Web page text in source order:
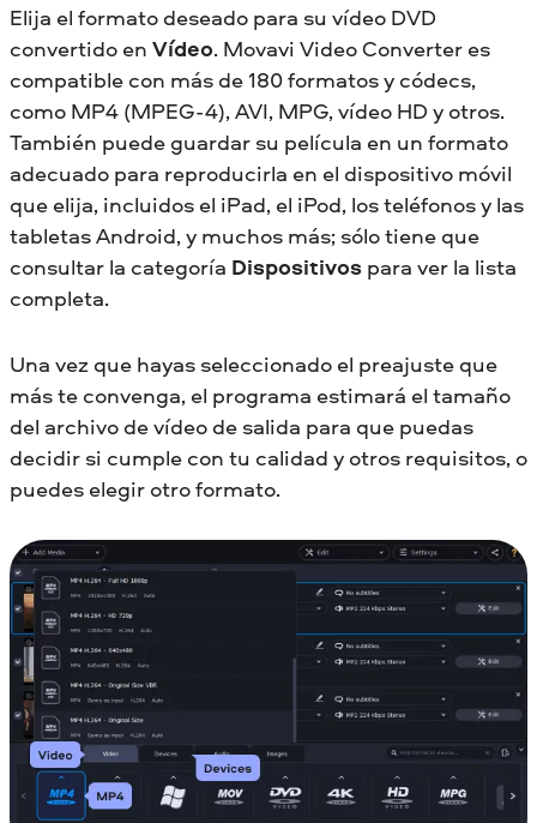
Elija el formato deseado para su vídeo DVD
convertido en Vídeo. Movavi Video Converter es
compatible con más de 180 formatos y códecs,
como MP4 (MPEG-4), AVI, MPG, vídeo HD y otros.
También puede guardar su película en un formato
adecuado para reproducirla en el dispositivo móvil
que elija, incluidos el iPad, el iPod, los teléfonos y las
tabletas Android, y muchos más; sólo tiene que
consultar la categoría Dispositivos para ver la lista
completa.
Una vez que hayas seleccionado el preajuste que
más te convenga, el programa estimará el tamaño
del archivo de vídeo de salida para que puedas
decidir si cumple con tu calidad y otros requisitos, o
puedes elegir otro formato.